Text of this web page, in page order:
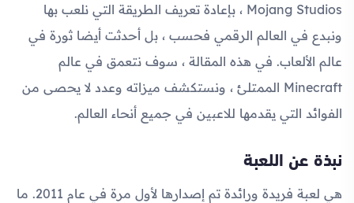
Mojang Studios ، بإعادة تعريف الطريقة التي نلعب بها
ونبدع في العالم الرقمي فحسب ، بل أحدثت أيضا ثورة في
عالم الألعاب. في هذه المقالة ، سوف نتعمق في عالم
Minecraft الممتلئ ، ونستكشف ميزاته وعدد لا يحصى من
الفوائد التي يقدمها للاعبين في جميع أنحاء العالم.
نبذة عن اللعبة
هي لعبة فريدة ورائدة تم إصدارها لأول مرة في عام 2011. ما